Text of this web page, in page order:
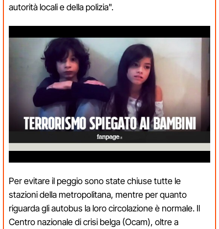
autorità locali e della polizia".
Per evitare il peggio sono state chiuse tutte le
stazioni della metropolitana, mentre per quanto
riguarda gli autobus la loro circolazione è normale. Il
Centro nazionale di crisi belga (Ocam), oltre a